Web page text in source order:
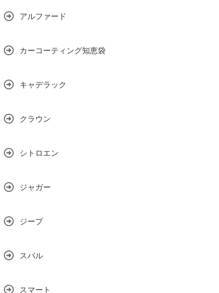
アルファード
カーコーティング知恵袋
キャデラック
クラウン
シトロエン
ジャガー
ジープ
スバル
スマート